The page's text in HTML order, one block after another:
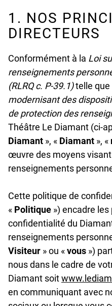
1. NOS
DIRECTEURS
Conformément à la Loi
renseignements
(RLRQ c. P-39.1)telle que
modernisant des
de protection des
Théâtre Le Diamant (ci-
Diamant », « Diamant », «
œuvre des moyens
renseignements
Cette politique de
« Politique ») encadre
confidentialité du
renseignements
Visiteur » ou «vous »)
nous dans le cadre de
Diamant soit
en communiquant avec